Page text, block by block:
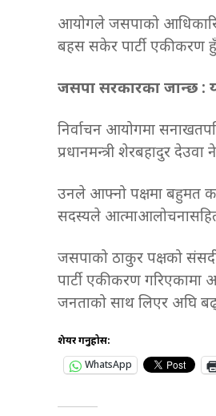
आयोगले जसपाको
बहस सकेर पार्टी एकीकरण
जसपा सरकारका जान्छ :
निर्वाचन आयोगमा
प्रधानमन्त्री शेरबहादुर
उनले आफ्नो पक्षमा बहुमत
सदस्यले आत्माआलोचनासहित
जसपाको ठाकुर पक्षको
पार्टी एकीकरण
जनताको साथ लिएर अघि
शेयर गर्नुहोस:
WhatsApp